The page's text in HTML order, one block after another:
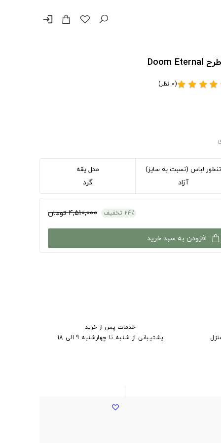
login
star
star
star
star(0 نظر)
تنخور لباس (نسبت به سایز)
آزاد
مدل یقه
گرد
24٪ تخفیف 4,510,000 تومان
افزودن به سبد خرید
خدمات پس از خرید
پشتیبانی از شنبه تا چهارشنبه 9 الی 18